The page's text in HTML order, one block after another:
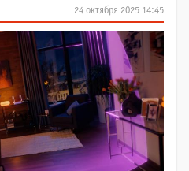
24 октября 2025 14:45